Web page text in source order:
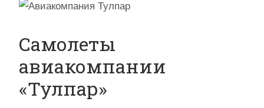
Самолеты
авиакомпании
«Тулпар»